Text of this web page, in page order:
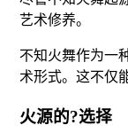
艺术修养。
不知火舞作为一
术形式。这不仅
火源的?选择